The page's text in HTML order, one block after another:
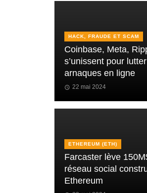
HACK, FRAUDE ET SCAM
Coinbase, Meta,
s’unissent pour
arnaques en ligne
22 mai 2024
ETHEREUM (ETH)
Farcaster lève
réseau social
Ethereum